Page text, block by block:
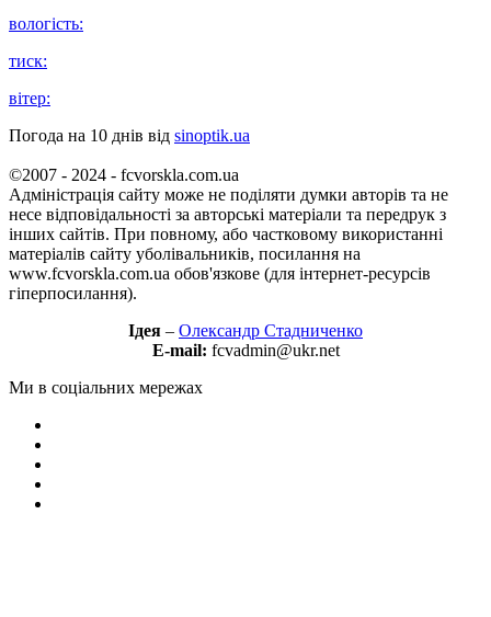
вологість:
тиск:
вітер:
Погода на 10 днів від sinoptik.ua
©2007 - 2024 - fcvorskla.com.ua
Адміністрація сайту може не поділяти думки авторів та не
несе відповідальності за авторські матеріали та передрук з
інших сайтів. При повному, або частковому використанні
матеріалів сайту уболівальників, посилання на
www.fcvorskla.com.ua обов'язкове (для інтернет-ресурсів
гіперпосилання).
Ідея – Олександр Стадниченко
E-mail: fcvadmin@ukr.net
Ми в соціальних мережах